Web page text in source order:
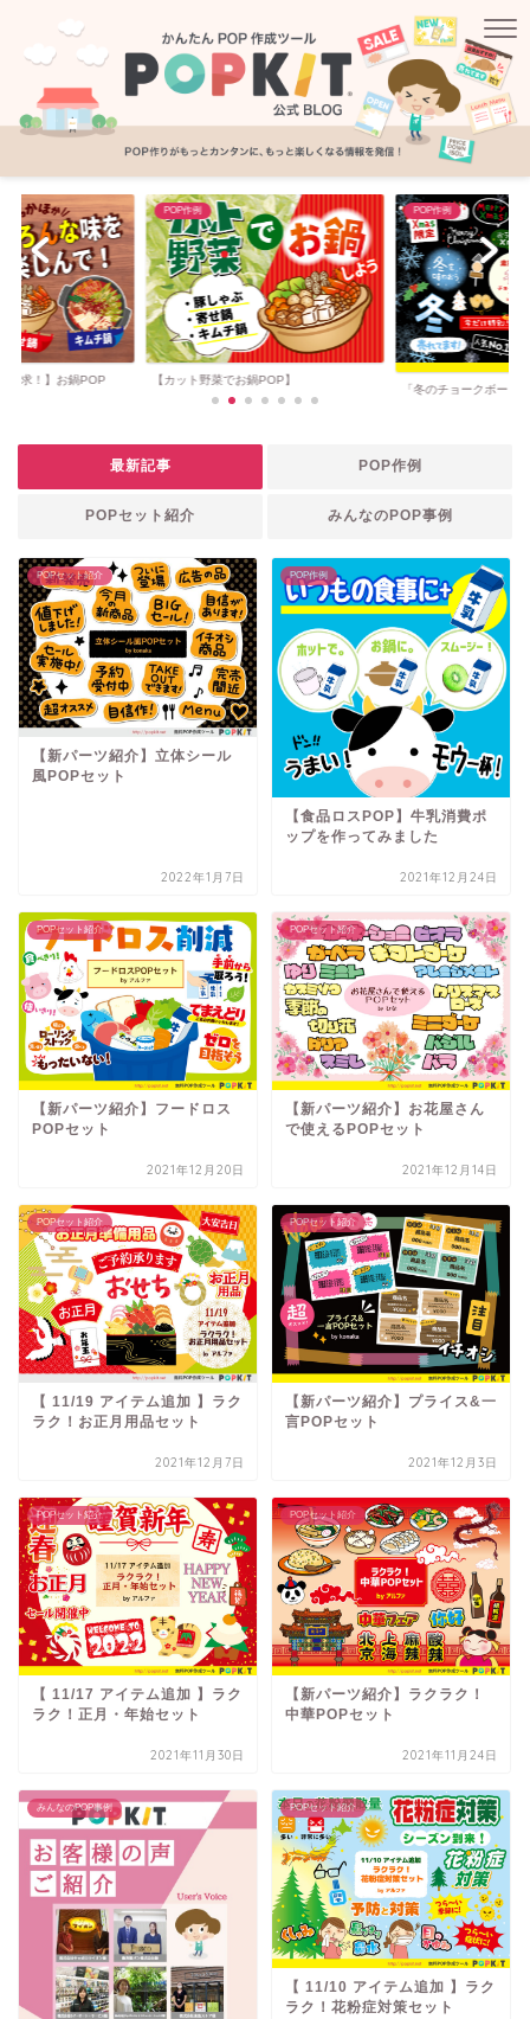
訴求！】お鍋POP
POP作例
【カット野菜でお鍋POP】
POP作例
「冬のチョークボード
最新記事 POP作例
POPセット紹介 みんなのPOP事例
POPセット紹介
【新パーツ紹介】立体シール
風POPセット
2022年1月7日
POP作例
【食品ロスPOP】牛乳消費ポ
ップを作ってみました
2021年12月24日
POPセット紹介
【新パーツ紹介】フードロス
POPセット
2021年12月20日
POPセット紹介
【新パーツ紹介】お花屋さん
で使えるPOPセット
2021年12月14日
POPセット紹介
【 11/19 アイテム追加 】ラク
ラク！お正月用品セット
2021年12月7日
POPセット紹介
【新パーツ紹介】プライス&一
言POPセット
2021年12月3日
POPセット紹介
【 11/17 アイテム追加 】ラク
ラク！正月・年始セット
2021年11月30日
POPセット紹介
【新パーツ紹介】ラクラク！
中華POPセット
2021年11月24日
みんなのPOP事例 POPセット紹介
【 11/10 アイテム追加 】ラク
ラク！花粉症対策セット